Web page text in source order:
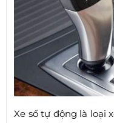
Xe số tự động là loại